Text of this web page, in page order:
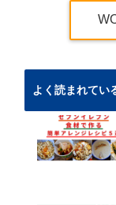
よく読まれてい